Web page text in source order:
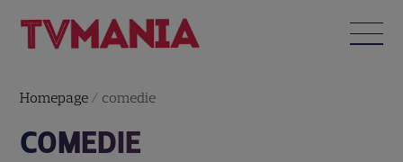
Homepage / comedie
COMEDIE